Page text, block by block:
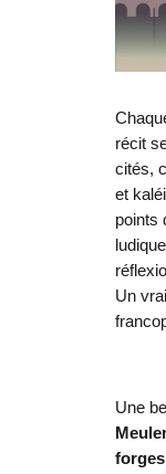
récit
cités,
et
points
Un vrai
Une